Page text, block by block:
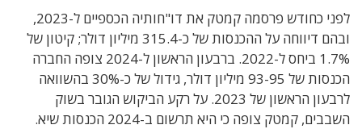
לפני כחודש פרסמה קמטק את דו"חותיה הכספיים ל-2023,
ובהם דיווחה על ההכנסות של כ-315.4 מיליון דולר; קיטון של
1.7% ביחס ל-2022. ברבעון הראשון ל-2024 צופה החברה
הכנסות של 93-95 מיליון דולר, גידול של כ-30% בהשוואה
לרבעון הראשון של 2023. על רקע הביקוש הגובר בשוק
השבבים, קמטק צופה כי היא תרשום ב-2024 הכנסות שיא.